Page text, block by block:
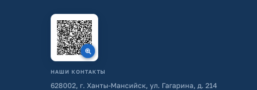
НАШИ КОНТАКТЫ
628002, г. Ханты-Мансийск, ул. Гагарина, д. 214